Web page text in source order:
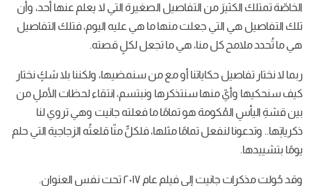
الخاصّة تمتلك الكثيرَ من التفاصيل الصغيرة التي لا يعلم عنها أحد، وأن
تلك التفاصيل هي التي جعلت منها ما هي عليه اليوم، فتلك التفاصيل
هي ما تُحدد ملامح كل منا، هي ما تجعل لكلٍ قصته.
ربما لا نختار تفاصيل حكاياتنا أو مع من سنمضيها، ولكننا بلا شكٍ نختار
كيف سنحكيها وأيّ منها سنتذكرها ونبتسم، انتقاء لحظات الأملِ من
بين قشةِ اليأسِ المُكومة هو تمامًا ما فعلته جانيت وهي تروي لنا
ذكرياتِها.. وتدعونا لنفعل تمامًا مثلها، فلكلٍّ منّا قلعتُه الزجاجية التي حلم
يومًا بتشييدها.
وقد حُولت مذكرات جانيت إلى فيلم عام ٢٠١٧ تحت نفس العنوان.